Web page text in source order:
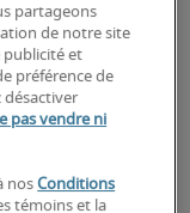
et aux prises de
internes des
partageons
de notre site
publicité et
préférence de
désactiver
pas vendre ni
nosConditions
témoins et la